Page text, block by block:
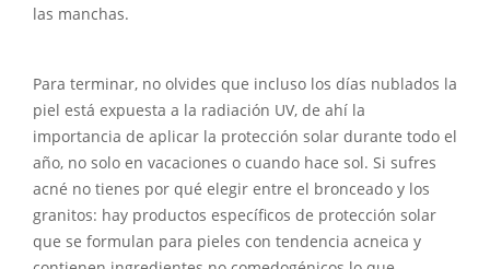
las manchas.
Para terminar, no olvides que incluso los días nublados la
piel está expuesta a la radiación UV, de ahí la
importancia de aplicar la protección solar durante todo el
año, no solo en vacaciones o cuando hace sol. Si sufres
acné no tienes por qué elegir entre el bronceado y los
granitos: hay productos específicos de protección solar
que se formulan para pieles con tendencia acneica y